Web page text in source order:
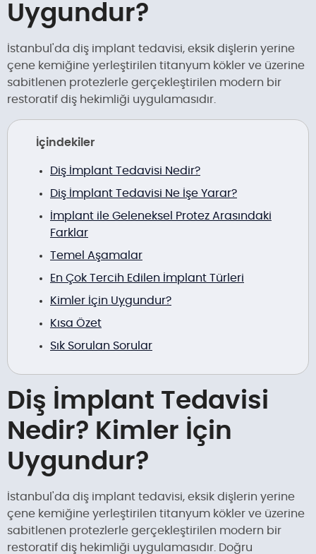
Uygundur?
İstanbul'da diş implant tedavisi, eksik dişlerin yerine
çene kemiğine yerleştirilen titanyum kökler ve üzerine
sabitlenen protezlerle gerçekleştirilen modern bir
restoratif diş hekimliği uygulamasıdır.
İçindekiler
Diş İmplant Tedavisi Nedir?
Diş İmplant Tedavisi Ne İşe Yarar?
İmplant ile Geleneksel Protez Arasındaki
Farklar
Temel Aşamalar
En Çok Tercih Edilen İmplant Türleri
Kimler İçin Uygundur?
Kısa Özet
Sık Sorulan Sorular
Diş İmplant Tedavisi
Nedir? Kimler İçin
Uygundur?
İstanbul'da diş implant tedavisi, eksik dişlerin yerine
çene kemiğine yerleştirilen titanyum kökler ve üzerine
sabitlenen protezlerle gerçekleştirilen modern bir
restoratif diş hekimliği uygulamasıdır. Doğru